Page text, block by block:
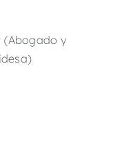
(Abogado y